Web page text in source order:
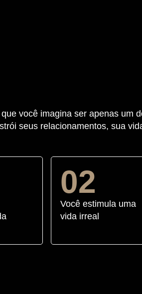
você imagina ser apenas um
seus relacionamentos, sua
02
Você estimula uma
vida irreal